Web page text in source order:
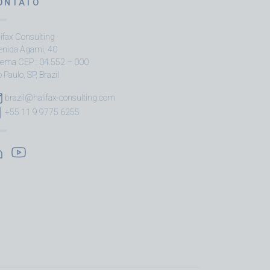
Consulting
Agami, 40
CEP : 04.552 – 000
Paulo, SP, Brazil
brazil@halifax-consulting.com
+55 11 9 9775 6255